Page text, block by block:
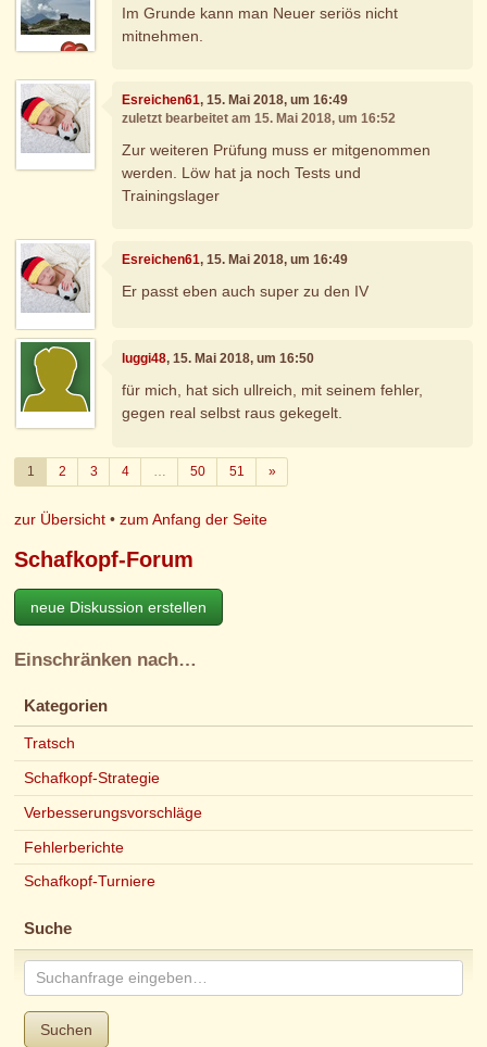
Im Grunde kann man Neuer seriös nicht
mitnehmen.
Esreichen61, 15. Mai 2018, um 16:49
zuletzt bearbeitet am 15. Mai 2018, um 16:52
Zur weiteren Prüfung muss er mitgenommen
werden. Löw hat ja noch Tests und
Trainingslager
Esreichen61, 15. Mai 2018, um 16:49
Er passt eben auch super zu den IV
luggi48, 15. Mai 2018, um 16:50
für mich, hat sich ullreich, mit seinem fehler,
gegen real selbst raus gekegelt.
1 2 3 4 … 50 51 »Weiter
zur Übersicht •zum Anfang der Seite
Schafkopf-Forum
neue Diskussion erstellen
Einschränken nach…
Kategorien
Tratsch
Schafkopf-Strategie
Verbesserungsvorschläge
Fehlerberichte
Schafkopf-Turniere
Suche
Suchen